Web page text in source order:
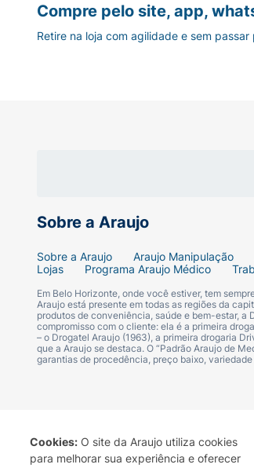
Cookies: O site da Araujo utiliza cookies
para melhorar sua experiência e oferecer
Sobre a Araujo
Sobre a Araujo Araujo Manipulação
Lojas
Programa Araujo Médico
Em Belo Horizonte, onde você estiver, tem
Araujo está presente em todas as regiões da
produtos de conveniência, saúde e bem-estar, a
compromisso com o cliente: ela é a primeira
– o Drogatel Araujo (1963), a primeira drogaria
que a Araujo se destaca. O “Padrão Araujo de
garantias de procedência, preço baixo,
Compre pelo site, app,
Retire na loja com agilidade e sem passar
Termo de Uso Portal da Privacidade